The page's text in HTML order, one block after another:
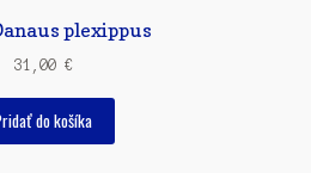
plexippus
31,00 €
do košíka